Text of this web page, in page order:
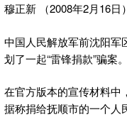
穆正新 （2008年2月16日）
中国人民解放军前沈阳军
划了一起“雷锋捐款”骗案
在官方版本的宣传材料中
据称捐给抚顺市的一个人